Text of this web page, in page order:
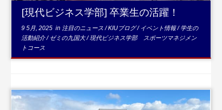
[現代ビジネス学部] 卒業生の活躍！
9 5月, 2025 in 注目のニュース/KIUブログ/ イベント情報/学生の
活動紹介/ゼミの九国大/現代ビジネス学部 スポーツマネジメン
トコース